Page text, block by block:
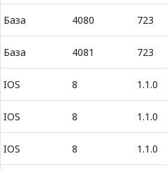
База 4080 723
База 4081 723
IOS 8 1.1.0
IOS 8 1.1.0
IOS 8 1.1.0